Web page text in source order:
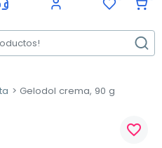
Gelodol crema, 90 g
favorite_border